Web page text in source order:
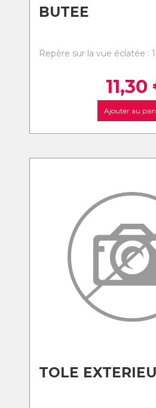
BUTEE
Repère sur la vue éclatée :
11,30
Ajouter au
TOLE